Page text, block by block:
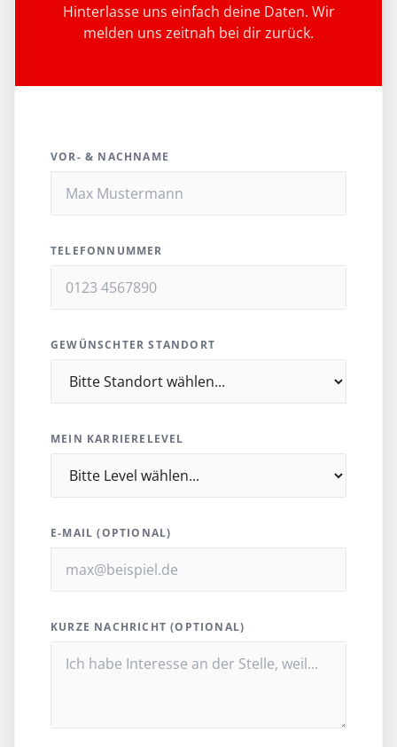
Hinterlasse uns einfach deine Daten. Wir
melden uns zeitnah bei dir zurück.
VOR- & NACHNAME
TELEFONNUMMER
GEWÜNSCHTER STANDORT
MEIN KARRIERELEVEL
E-MAIL (OPTIONAL)
KURZE NACHRICHT (OPTIONAL)